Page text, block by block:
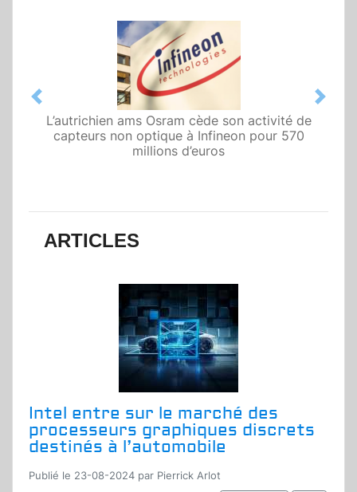
L’autrichien ams Osram cède son activité de
capteurs non optique à Infineon pour 570
millions d’euros
Qualcomm met en avant une architecture
fondée sur l’IA physique au service de robots
domestiques et humanoïdes
Previous Next
ARTICLES
Intel entre sur le marché des
processeurs graphiques discrets
destinés à l’automobile
Publié le 23-08-2024 par Pierrick Arlot